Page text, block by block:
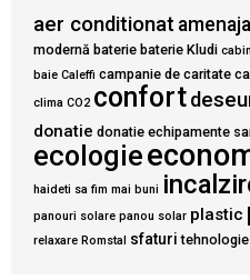
aer conditionat
modernă baterie baterie Kludi
baie Caleffi campanie de caritate
clima CO2 confort
donatie donatie echipamente
ecologie
haideti sa fim mai buni
panouri solare panou solar plastic
relaxare Romstal sfaturi tehnologie